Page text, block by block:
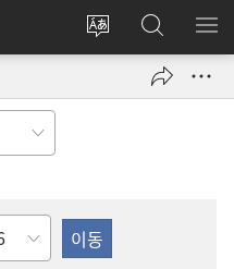
사이트
변경
로그인
(새로운
열기)
JW.ORG
검색
메